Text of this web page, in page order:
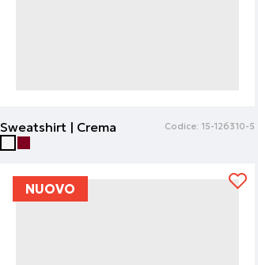
Sweatshirt | Crema Codice: 15-126310-5
NUOVO